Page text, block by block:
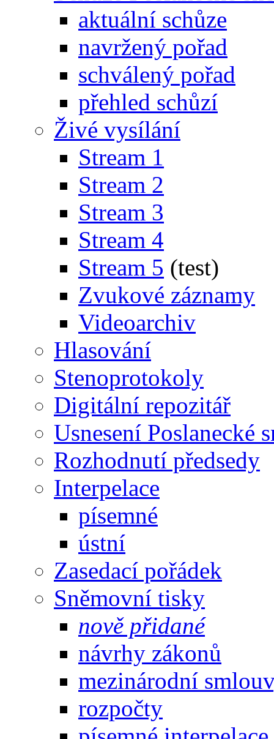
aktuální schůze
navržený pořad
schválený pořad
přehled schůzí
Živé vysílání
Stream 1
Stream 2
Stream 3
Stream 4
Stream 5 (test)
Zvukové záznamy
Videoarchiv
Hlasování
Stenoprotokoly
Digitální repozitář
Usnesení Poslanecké
Rozhodnutí předsedy
Interpelace
písemné
ústní
Zasedací pořádek
Sněmovní tisky
nově přidané
návrhy zákonů
mezinárodní
rozpočty